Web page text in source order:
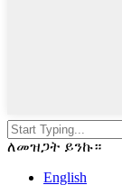
ለመዝጋት ይንኩ።
English